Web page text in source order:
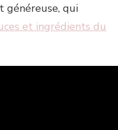
généreuse, qui
et ingrédients du